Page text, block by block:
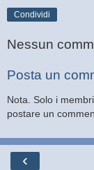
Condividi
Nessun
Posta un
Nota. Solo i
postare un
‹